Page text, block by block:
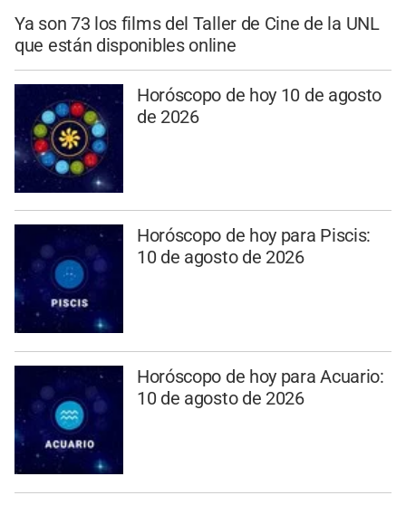
Ya son 73 los films del Taller de Cine de la UNL
que están disponibles online
Horóscopo de hoy 10 de agosto
de 2026
Horóscopo de hoy para Piscis:
10 de agosto de 2026
Horóscopo de hoy para Acuario:
10 de agosto de 2026